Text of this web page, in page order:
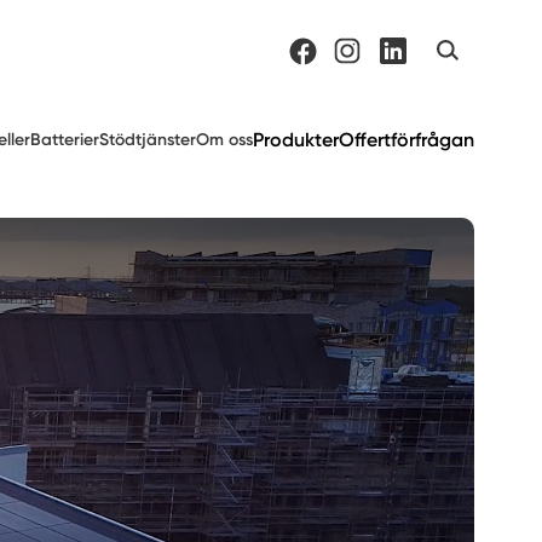
BatterierStödtjänsterOm ossProdukterOffertförfrågan